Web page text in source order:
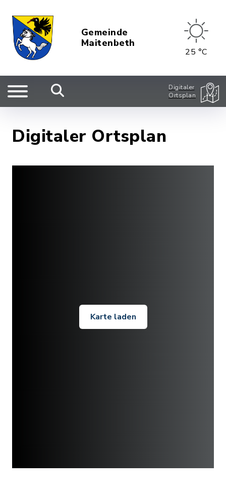
Gemeinde
Maitenbeth
25 °C
Digitaler
Ortsplan
Digitaler Ortsplan
Karte laden